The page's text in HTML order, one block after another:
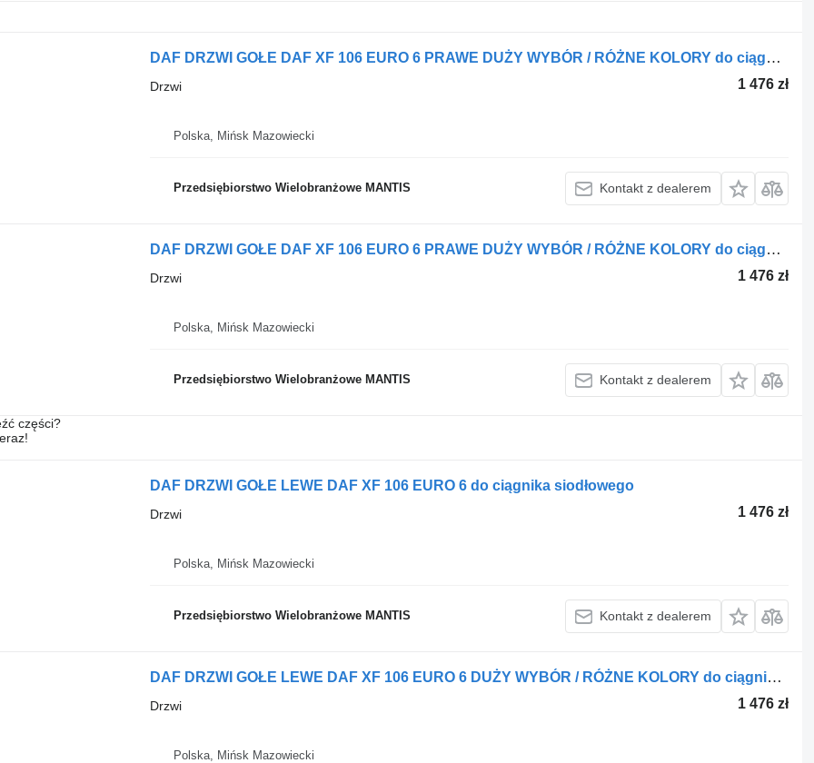
DAF DRZWI GOŁE DAF XF 106 EURO 6 PRAWE DUŻY WYBÓR / RÓŻNE KOLORY do ciągnika siodłowego
1 476 zł
Drzwi
Polska, Mińsk Mazowiecki
Przedsiębiorstwo Wielobranżowe MANTIS Kontakt z dealerem
DAF DRZWI GOŁE DAF XF 106 EURO 6 PRAWE DUŻY WYBÓR / RÓŻNE KOLORY do ciągnika siodłowego
1 476 zł
Drzwi
Polska, Mińsk Mazowiecki
Przedsiębiorstwo Wielobranżowe MANTIS Kontakt z dealerem
części?
DAF DRZWI GOŁE LEWE DAF XF 106 EURO 6 do ciągnika siodłowego
1 476 zł
Drzwi
Polska, Mińsk Mazowiecki
Przedsiębiorstwo Wielobranżowe MANTIS Kontakt z dealerem
DAF DRZWI GOŁE LEWE DAF XF 106 EURO 6 DUŻY WYBÓR / RÓŻNE KOLORY do ciągnika siodłowego
1 476 zł
Drzwi
Polska, Mińsk Mazowiecki